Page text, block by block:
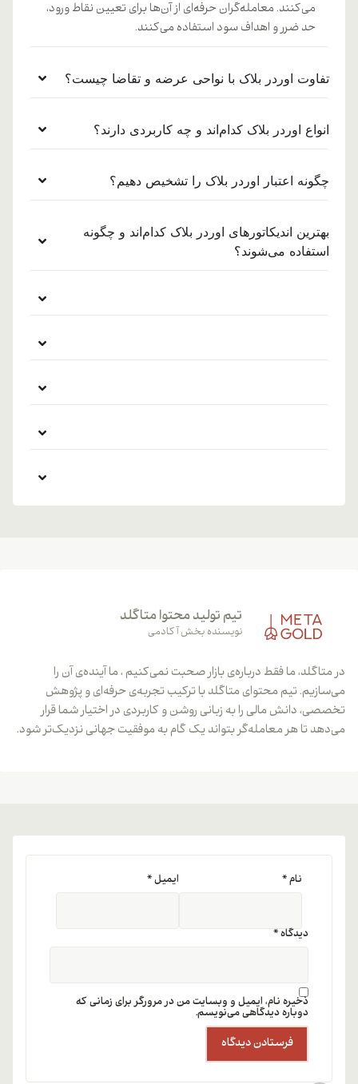
می‌کنند. معامله‌گران حرفه‌ای از آن‌ها برای تعیین نقاط ورود،
حد ضرر و اهداف سود استفاده می‌کنند.
تفاوت اوردر بلاک با نواحی عرضه و تقاضا چیست؟
انواع اوردر بلاک کدام‌اند و چه کاربردی دارند؟
چگونه اعتبار اوردر بلاک را تشخیص دهیم؟
بهترین اندیکاتورهای اوردر بلاک کدام‌اند و چگونه
استفاده می‌شوند؟
تیم تولید محتوا متاگلد
نویسنده بخش آکادمی
در متاگلد، ما فقط درباره‌ی بازار صحبت نمی‌کنیم ، ما آینده‌ی آن را
می‌سازیم. تیم محتوای متاگلد با ترکیب تجربه‌ی حرفه‌ای و پژوهش
تخصصی، دانش مالی را به زبانی روشن و کاربردی در اختیار شما قرار
می‌دهد تا هر معامله‌گر بتواند یک گام به موفقیت جهانی نزدیک‌تر شود.
دیدگاه*
نام* ایمیل*
ذخیره نام، ایمیل و وبسایت من در مرورگر برای زمانی که
دوباره دیدگاهی می‌نویسم.